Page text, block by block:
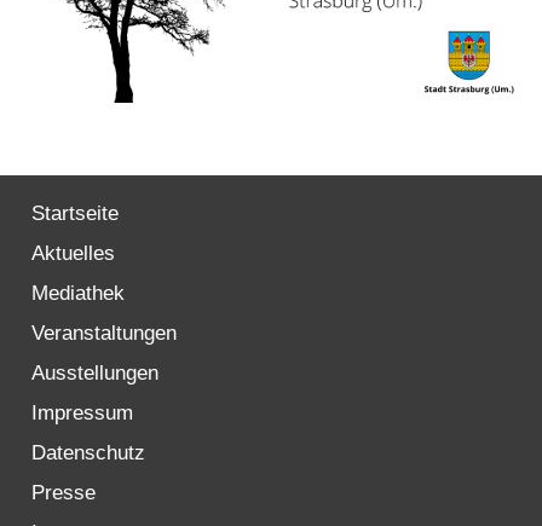
Startseite
Aktuelles
Mediathek
Veranstaltungen
Ausstellungen
Impressum
Datenschutz
Presse